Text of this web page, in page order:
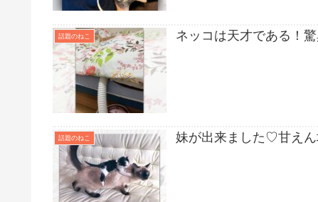
話題のねこ ネッコは天才である！
話題のねこ 妹が出来ました♡甘えん